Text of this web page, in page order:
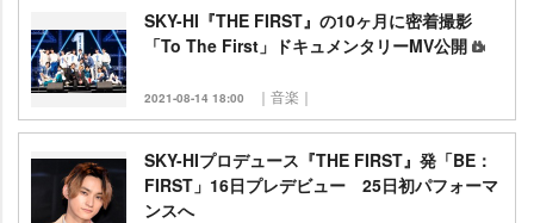
SKY-HI『THE FIRST』の10ヶ月に密着撮影
「To The First」ドキュメンタリーMV公開
2021-08-14 18:00 ｜音楽｜
SKY-HIプロデュース『THE FIRST』発「BE：
FIRST」16日プレデビュー 25日初パフォーマ
ンスへ